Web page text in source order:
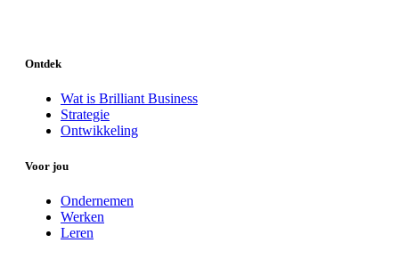
Ontdek
Wat is Brilliant Business
Strategie
Ontwikkeling
Voor jou
Ondernemen
Werken
Leren